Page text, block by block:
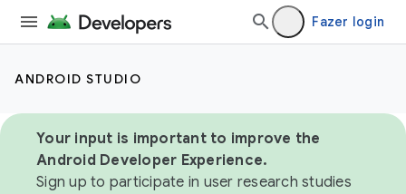
Fazer login
ANDROID STUDIO
Your input is important to improve the
Android Developer Experience.
Sign up to participate in user research studies